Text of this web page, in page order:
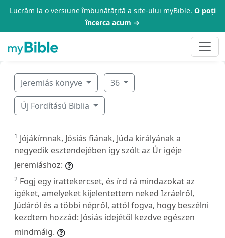
Lucrăm la o versiune îmbunătățită a site-ului myBible. O poți
încerca acum →
Jeremiás könyve 36
Új Fordítású Biblia
1 Jójákímnak, Jósiás fiának, Júda királyának a
negyedik esztendejében így szólt az Úr igéje
Jeremiáshoz:
2 Fogj egy irattekercset, és írd rá mindazokat az
igéket, amelyeket kijelentettem neked Izráelről,
Júdáról és a többi népről, attól fogva, hogy beszélni
kezdtem hozzád: Jósiás idejétől kezdve egészen
mindmáig.